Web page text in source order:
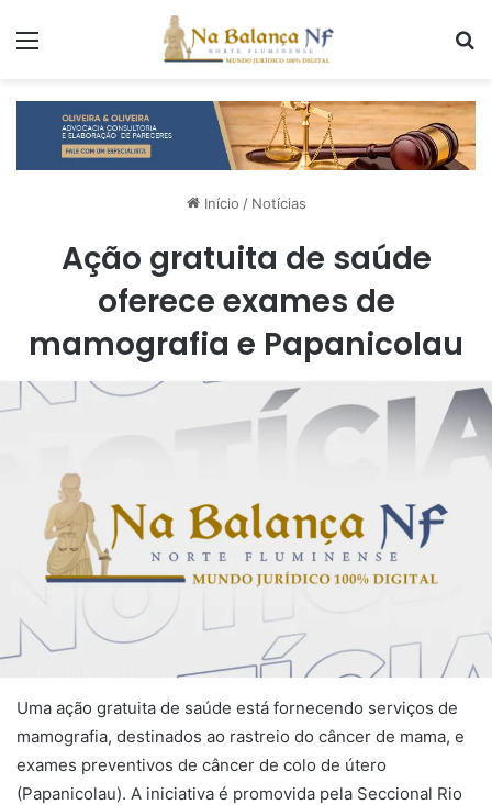
Início / Notícias
Ação gratuita de saúde
oferece exames de
mamografia e Papanicolau
Uma ação gratuita de saúde está fornecendo serviços de
mamografia, destinados ao rastreio do câncer de mama, e
exames preventivos de câncer de colo de útero
(Papanicolau). A iniciativa é promovida pela Seccional Rio